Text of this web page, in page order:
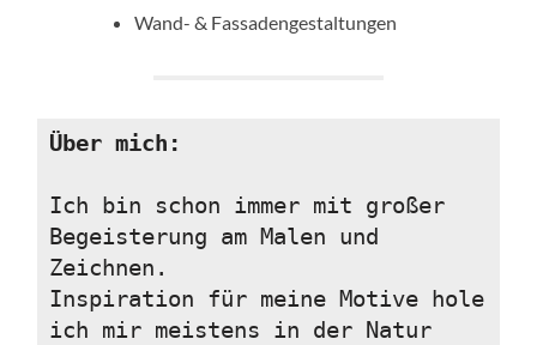
Wand- & Fassadengestaltungen
Über mich:
Ich bin schon immer mit großer
Begeisterung am Malen und
Zeichnen.
Inspiration für meine Motive hole
ich mir meistens in der Natur